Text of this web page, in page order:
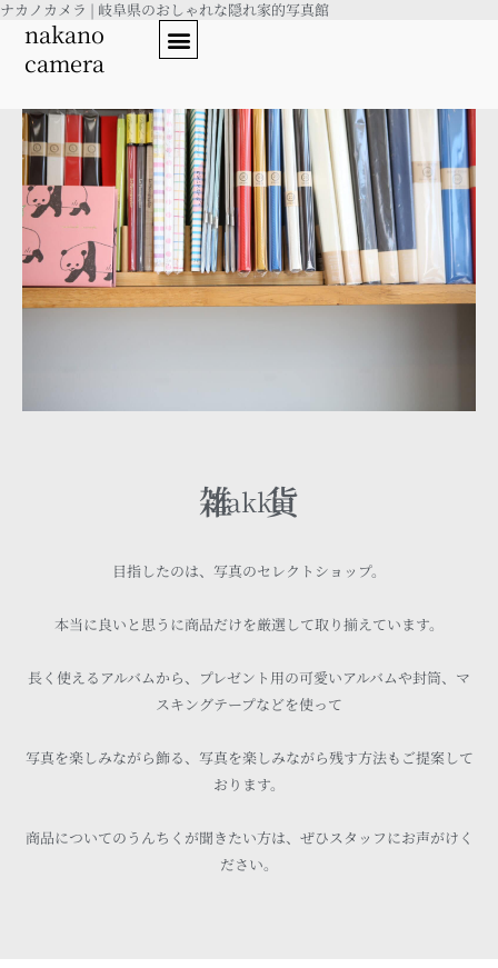
内
ナカノカメラ | 岐阜県のおしゃれな隠れ家的写真館
nakano
camera
雑 貨
Zakka
目指したのは、写真のセレクトショップ。
本当に良いと思うに商品だけを厳選して取り揃えています。
長く使えるアルバムから、プレゼント用の可愛いアルバムや封筒、マ
スキングテープなどを使って
写真を楽しみながら飾る、写真を楽しみながら残す方法もご提案して
おります。
商品についてのうんちくが聞きたい方は、ぜひスタッフにお声がけく
ださい。